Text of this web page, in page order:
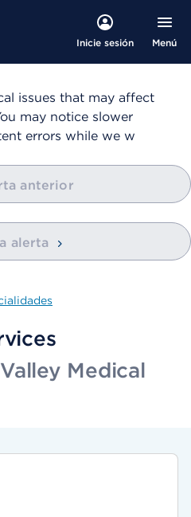
Inicie sesión Menú
issues that may affect
may notice slower
errors while we w
anterior
alerta
Medical